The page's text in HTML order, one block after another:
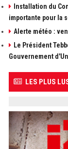
Installation du
importante pour la
Alerte météo :
Le Président
Gouvernement
LES PLUS